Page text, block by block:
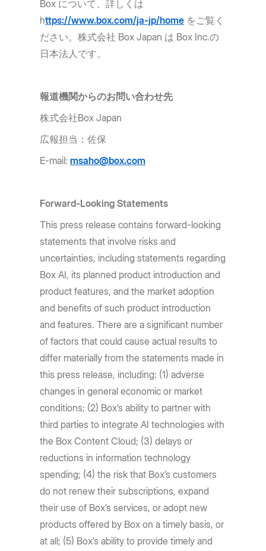
Box について、詳しくは
https://www.box.com/ja-jp/home をご覧く
ださい。株式会社 Box Japan は Box Inc.の
日本法人です。
報道機関からのお問い合わせ先
株式会社Box Japan
広報担当：佐保
E-mail:msaho@box.com
Forward-Looking Statements
This press release contains forward-looking
statements that involve risks and
uncertainties, including statements regarding
Box AI, its planned product introduction and
product features, and the market adoption
and benefits of such product introduction
and features. There are a significant number
of factors that could cause actual results to
differ materially from the statements made in
this press release, including: (1) adverse
changes in general economic or market
conditions; (2) Box’s ability to partner with
third parties to integrate AI technologies with
the Box Content Cloud; (3) delays or
reductions in information technology
spending; (4) the risk that Box’s customers
do not renew their subscriptions, expand
their use of Box’s services, or adopt new
products offered by Box on a timely basis, or
at all; (5) Box’s ability to provide timely and